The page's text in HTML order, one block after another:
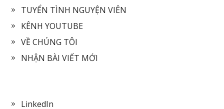
TUYỂN TÌNH NGUYỆN VIÊN
KÊNH YOUTUBE
VỀ CHÚNG TÔI
NHẬN BÀI VIẾT MỚI
LinkedIn